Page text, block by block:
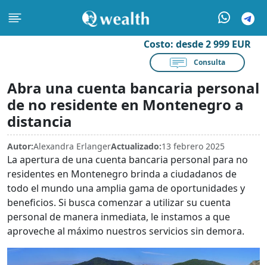
Costo: desde 2 999 EUR
Consulta
Abra una cuenta bancaria personal
de no residente en Montenegro a
distancia
Autor:Alexandra ErlangerActualizado:13 febrero 2025
La apertura de una cuenta bancaria personal para no
residentes en Montenegro brinda a ciudadanos de
todo el mundo una amplia gama de oportunidades y
beneficios. Si busca comenzar a utilizar su cuenta
personal de manera inmediata, le instamos a que
aproveche al máximo nuestros servicios sin demora.